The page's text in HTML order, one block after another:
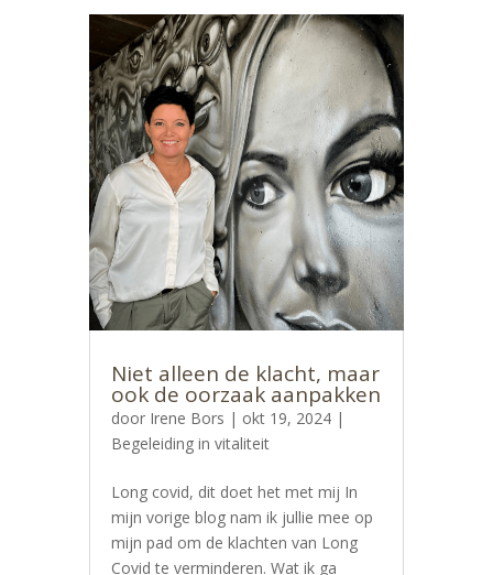
Niet alleen de klacht, maar
ook de oorzaak aanpakken
door Irene Bors | okt 19, 2024|
Begeleiding in vitaliteit
Long covid, dit doet het met mij In
mijn vorige blog nam ik jullie mee op
mijn pad om de klachten van Long
Covid te verminderen. Wat ik ga